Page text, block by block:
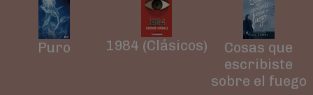
Puro 1984 (Clásicos)
Cosas que
escribiste
sobre el fuego